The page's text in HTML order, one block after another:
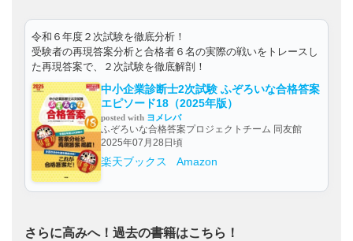
令和６年度２次試験を徹底分析！
受験者の再現答案分析と合格者６名の実際の戦いをトレースし
た再現答案で、２次試験を徹底解剖！
中小企業診断士2次試験 ふぞろいな合格答案
エピソード18（2025年版）
posted with ヨメレバ
ふぞろいな合格答案プロジェクトチーム 同友館
2025年07月28日頃
楽天ブックス Amazon
さらに高みへ！過去の書籍はこちら！